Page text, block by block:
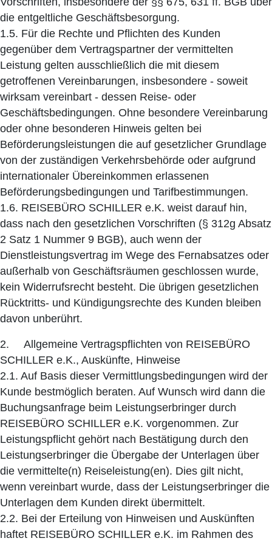
die entgeltliche Geschäftsbesorgung.
1.5. Für die Rechte und Pflichten des Kunden
gegenüber dem Vertragspartner der vermittelten
Leistung gelten ausschließlich die mit diesem
getroffenen Vereinbarungen, insbesondere - soweit
wirksam vereinbart - dessen Reise- oder
Geschäftsbedingungen. Ohne besondere Vereinbarung
oder ohne besonderen Hinweis gelten bei
Beförderungsleistungen die auf gesetzlicher Grundlage
von der zuständigen Verkehrsbehörde oder aufgrund
internationaler Übereinkommen erlassenen
Beförderungsbedingungen und Tarifbestimmungen.
1.6. REISEBÜRO SCHILLER e.K. weist darauf hin,
dass nach den gesetzlichen Vorschriften (§ 312g Absatz
2 Satz 1 Nummer 9 BGB), auch wenn der
Dienstleistungsvertrag im Wege des Fernabsatzes oder
außerhalb von Geschäftsräumen geschlossen wurde,
kein Widerrufsrecht besteht. Die übrigen gesetzlichen
Rücktritts- und Kündigungsrechte des Kunden bleiben
davon unberührt.
2. Allgemeine Vertragspflichten von REISEBÜRO
SCHILLER e.K., Auskünfte, Hinweise
2.1. Auf Basis dieser Vermittlungsbedingungen wird der
Kunde bestmöglich beraten. Auf Wunsch wird dann die
Buchungsanfrage beim Leistungserbringer durch
REISEBÜRO SCHILLER e.K. vorgenommen. Zur
Leistungspflicht gehört nach Bestätigung durch den
Leistungserbringer die Übergabe der Unterlagen über
die vermittelte(n) Reiseleistung(en). Dies gilt nicht,
wenn vereinbart wurde, dass der Leistungserbringer die
Unterlagen dem Kunden direkt übermittelt.
2.2. Bei der Erteilung von Hinweisen und Auskünften
haftet REISEBÜRO SCHILLER e.K. im Rahmen des